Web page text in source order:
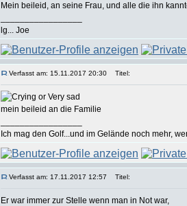
Mein beileid, an seine Frau, und alle die ihn
lg... Joe
Verfasst am: 15.11.2017 20:30 Titel:
mein beileid an die Familie
Ich mag den Golf...und im Gelände noch mehr,
Verfasst am: 17.11.2017 12:57 Titel:
Er war immer zur Stelle wenn man in Not war,